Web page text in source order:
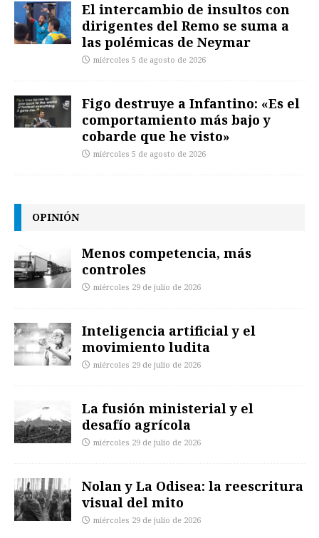
El intercambio de insultos con
dirigentes del Remo se suma a
las polémicas de Neymar
miércoles 5 de agosto de 2026
Figo destruye a Infantino: «Es el
comportamiento más bajo y
cobarde que he visto»
miércoles 5 de agosto de 2026
OPINIÓN
Menos competencia, más
controles
miércoles 29 de julio de 2026
Inteligencia artificial y el
movimiento ludita
miércoles 29 de julio de 2026
La fusión ministerial y el
desafío agrícola
miércoles 29 de julio de 2026
Nolan y La Odisea: la reescritura
visual del mito
miércoles 29 de julio de 2026